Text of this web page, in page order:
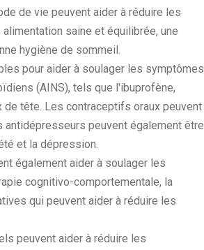
de vie peuvent aider à réduire les
saine et équilibrée, une
hygiène de sommeil.
pour aider à soulager les symptômes
(AINS), tels que l'ibuprofène,
tête. Les contraceptifs oraux peuvent
peuvent également être
et la dépression.
également aider à soulager les
cognitivo-comportementale, la
qui peuvent aider à réduire les
peuvent aider à réduire les